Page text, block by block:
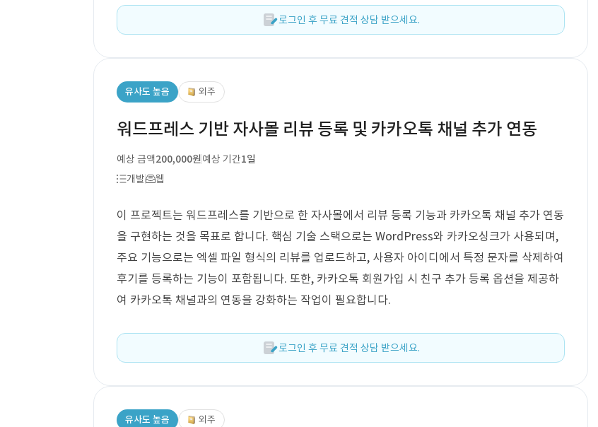
로그인 후 무료 견적 상담 받으세요.
유사도 높음 외주
워드프레스 기반 자사몰 리뷰 등록 및 카카오톡 채널 추가 연동
예상 금액200,000원예상 기간1일
개발
웹
이 프로젝트는 워드프레스를 기반으로 한 자사몰에서 리뷰 등록 기능과 카카오톡 채널 추가 연동
을 구현하는 것을 목표로 합니다. 핵심 기술 스택으로는 WordPress와 카카오싱크가 사용되며,
주요 기능으로는 엑셀 파일 형식의 리뷰를 업로드하고, 사용자 아이디에서 특정 문자를 삭제하여
후기를 등록하는 기능이 포함됩니다. 또한, 카카오톡 회원가입 시 친구 추가 등록 옵션을 제공하
여 카카오톡 채널과의 연동을 강화하는 작업이 필요합니다.
로그인 후 무료 견적 상담 받으세요.
유사도 높음 외주